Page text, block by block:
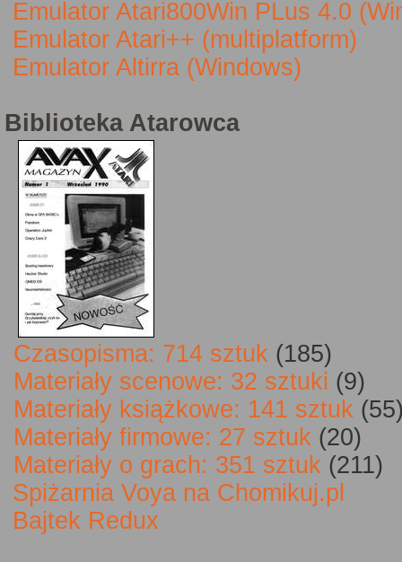
Emulator Atari800Win PLus 4.0
Emulator Atari++ (multiplatform)
Emulator Altirra (Windows)
Biblioteka Atarowca
Czasopisma: 714 sztuk (185)
Materiały scenowe: 32 sztuki (9)
Materiały książkowe: 141 sztuk
Materiały firmowe: 27 sztuk (20)
Materiały o grach: 351 sztuk (211)
Spiżarnia Voya na Chomikuj.pl
Bajtek Redux